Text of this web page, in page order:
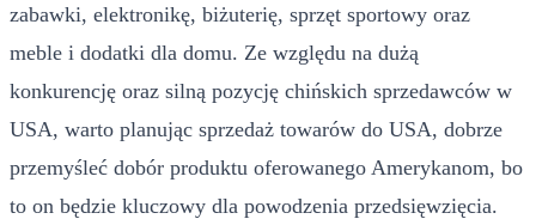
zabawki, elektronikę, biżuterię, sprzęt sportowy oraz
meble i dodatki dla domu. Ze względu na dużą
konkurencję oraz silną pozycję chińskich sprzedawców w
USA, warto planując sprzedaż towarów do USA, dobrze
przemyśleć dobór produktu oferowanego Amerykanom, bo
to on będzie kluczowy dla powodzenia przedsięwzięcia.